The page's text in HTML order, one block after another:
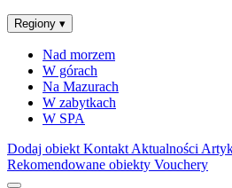
Regiony ▾
Nad morzem
W górach
Na Mazurach
W zabytkach
W SPA
Dodaj obiekt Kontakt Aktualności
Rekomendowane obiekty Vouchery